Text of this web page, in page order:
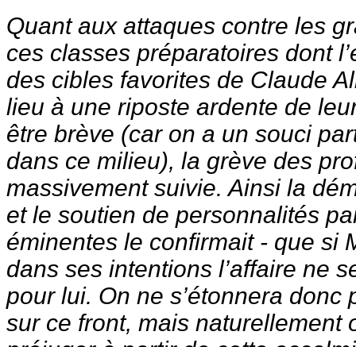
Quant aux attaques contre les
ces classes préparatoires dont
des cibles favorites de Claude
lieu à une riposte ardente de
être brève (car on a un souci
dans ce milieu), la grève des
massivement suivie. Ainsi la
et le soutien de personnalités
éminentes le confirmait - que si
dans ses intentions l’affaire ne
pour lui. On ne s’étonnera donc
sur ce front, mais naturellement